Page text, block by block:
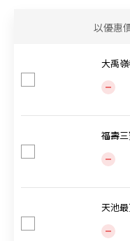
以優惠
大禹嶺
福壽三
天池最